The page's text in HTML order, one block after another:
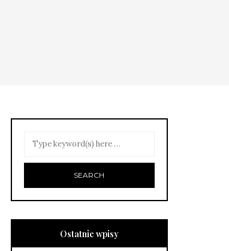
Ostatnie wpisy